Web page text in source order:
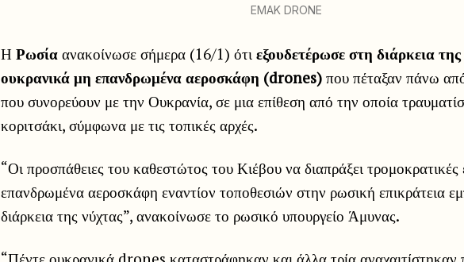
EMAK DRONE
Η Ρωσία ανακοίνωσε σήμερα (16/1) ότι εξουδετέρωσε στη διάρκεια
ουκρανικά μη επανδρωμένα αεροσκάφη (drones) που πέταξαν πάνω
που συνορεύουν με την Ουκρανία, σε μια επίθεση από την οποία
κοριτσάκι, σύμφωνα με τις τοπικές αρχές.
“Οι προσπάθειες του καθεστώτος του Κιέβου να διαπράξει τρομοκρατικές
επανδρωμένα αεροσκάφη εναντίον τοποθεσιών στην ρωσική επικράτεια
διάρκεια της νύχτας”, ανακοίνωσε το ρωσικό υπουργείο Άμυνας.